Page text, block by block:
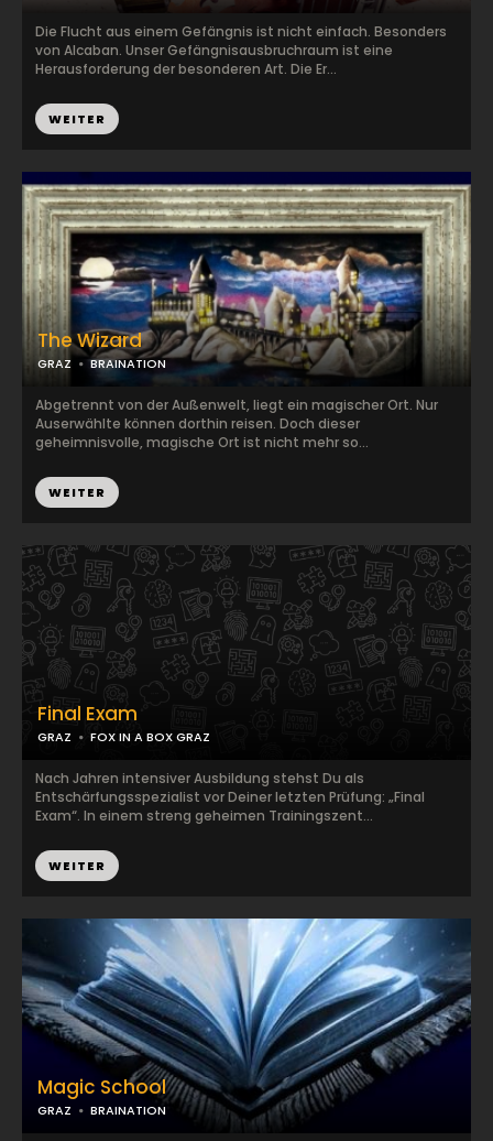
The Wizard
GRAZ BRAINATION
Abgetrennt von der Außenwelt, liegt ein magischer Ort. Nur
Auserwählte können dorthin reisen. Doch dieser
geheimnisvolle, magische Ort ist nicht mehr so...
WEITER
Die Flucht aus einem Gefängnis ist nicht einfach. Besonders
von Alcaban. Unser Gefängnisausbruchraum ist eine
Herausforderung der besonderen Art. Die Er...
WEITER
Final Exam
GRAZ FOX IN A BOX GRAZ
Nach Jahren intensiver Ausbildung stehst Du als
Entschärfungsspezialist vor Deiner letzten Prüfung: „Final
Exam“. In einem streng geheimen Trainingszent...
WEITER
Magic School
GRAZ BRAINATION